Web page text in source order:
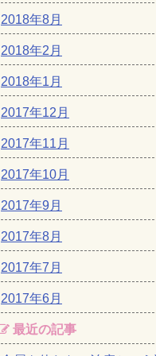
2018年8月
2018年2月
2018年1月
2017年12月
2017年11月
2017年10月
2017年9月
2017年8月
2017年7月
2017年6月
最近の記事